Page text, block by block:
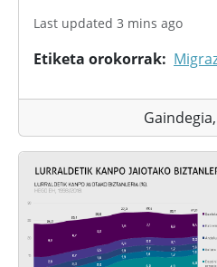
Last updated 3 mins ago
Etiketa orokorrak
Gaindegia,